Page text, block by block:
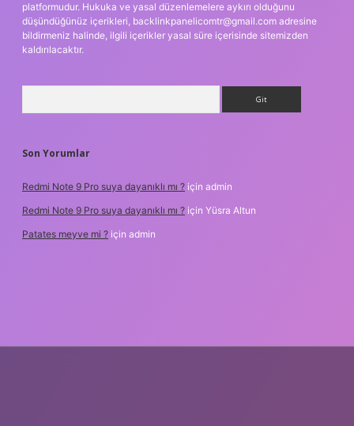
platformudur. Hukuka ve yasal düzenlemelere aykırı olduğunu
düşündüğünüz içerikleri, backlinkpanelicomtr@gmail.com adresine
bildirmeniz halinde, ilgili içerikler yasal süre içerisinde sitemizden
kaldırılacaktır.
Son Yorumlar
Redmi Note 9 Pro suya dayanıklı mı ? için admin
Redmi Note 9 Pro suya dayanıklı mı ? için Yüsra Altun
Patates meyve mi ? için admin